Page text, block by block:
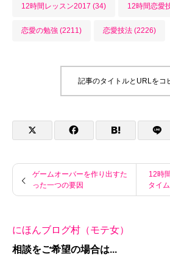
12時間レッスン2017 (34) 12時間恋愛
恋愛の勉強 (2211) 恋愛技法 (2226)
記事のタイトルとURLをコ
ゲームオーバーを作り出すた
った一つの要因
12時
タイ
にほんブログ村（モテ女）
相談をご希望の場合は...